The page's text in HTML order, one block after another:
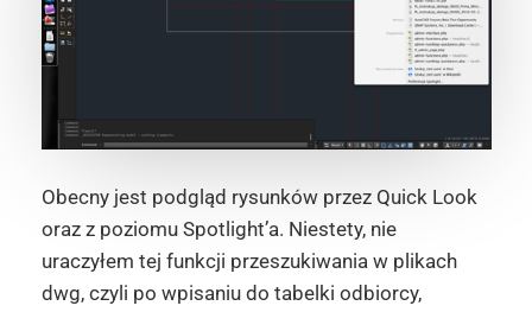
Obecny jest podgląd rysunków przez Quick Look
oraz z poziomu Spotlight’a. Niestety, nie
uraczyłem tej funkcji przeszukiwania w plikach
dwg, czyli po wpisaniu do tabelki odbiorcy,